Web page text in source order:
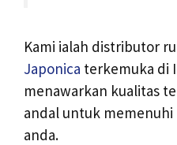
Kami ialah distributor
Japonica terkemuka di
menawarkan kualitas
andal untuk
anda.